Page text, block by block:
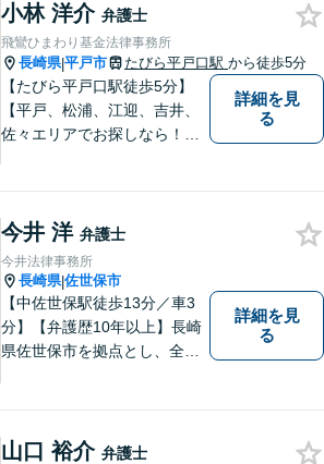
小林 洋介 弁護士
飛鸞ひまわり基金法律事務所
長崎県|平戸市 たびら平戸口駅 から徒歩5分
【たびら平戸口駅徒歩5分】
【平戸、松浦、江迎、吉井、
佐々エリアでお探しなら！】
ど、相談しやすい環境完備◎
地域の皆様のために活動する
弁護士。【駐車場あり】
詳細を見
る
今井 洋 弁護士
今井法律事務所
長崎県|佐世保市
【中佐世保駅徒歩13分／車3
分】【弁護歴10年以上】長崎
県佐世保市を拠点とし、全国
の解決へと導きます。時間外
詳細を見
る
山口 裕介 弁護士